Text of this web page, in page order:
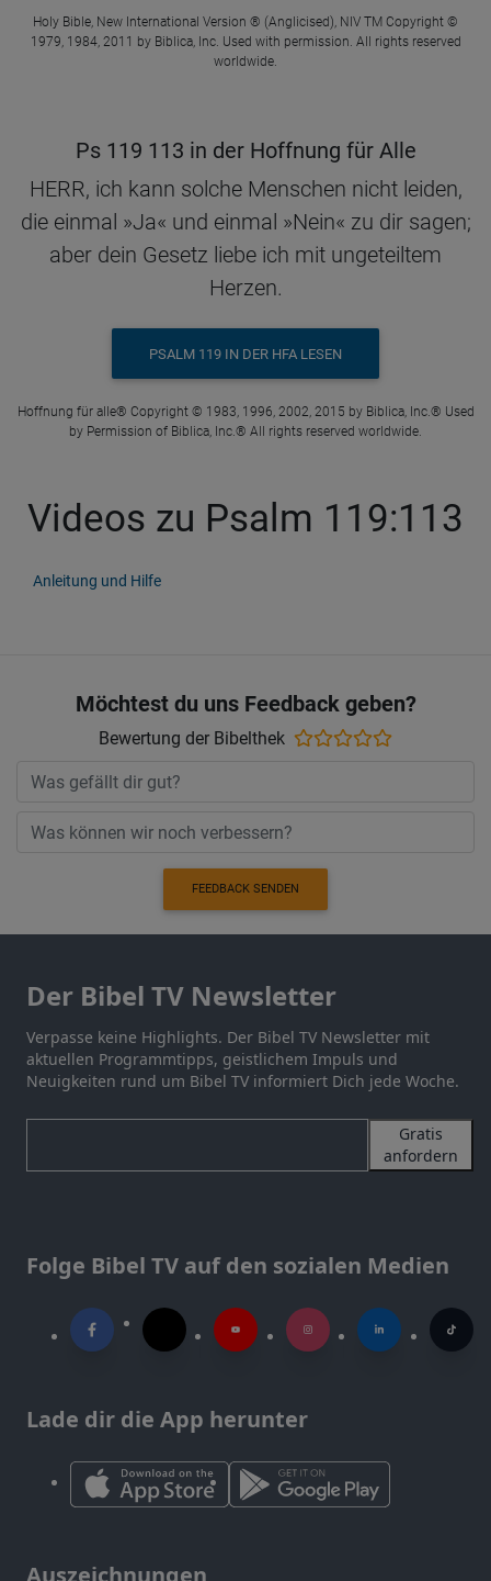
Holy Bible, New International Version ® (Anglicised), NIV TM Copyright ©
1979, 1984, 2011 by Biblica, Inc. Used with permission. All rights reserved
worldwide.
Ps 119 113 in der Hoffnung für Alle
HERR, ich kann solche Menschen nicht leiden,
die einmal »Ja« und einmal »Nein« zu dir sagen;
aber dein Gesetz liebe ich mit ungeteiltem
Herzen.
PSALM 119 IN DER HFA LESEN
Hoffnung für alle® Copyright © 1983, 1996, 2002, 2015 by Biblica, Inc.® Used
by Permission of Biblica, Inc.® All rights reserved worldwide.
Videos zu Psalm 119:113
Anleitung und Hilfe
Möchtest du uns Feedback geben?
Bewertung der Bibelthek
FEEDBACK SENDEN
Der Bibel TV Newsletter
Verpasse keine Highlights. Der Bibel TV Newsletter mit
aktuellen Programmtipps, geistlichem Impuls und
Neuigkeiten rund um Bibel TV informiert Dich jede Woche.
Gratis
anfordern
Folge Bibel TV auf den sozialen Medien
Lade dir die App herunter